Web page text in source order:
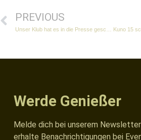
PREVIOUS
Werde Genießer
Melde dich bei unserem Newsletter
erhalte Benachrichtigungen bei